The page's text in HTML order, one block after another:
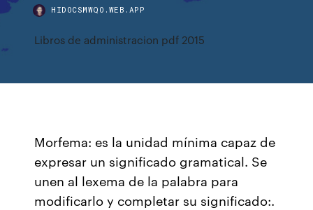
HIDOCSMWQO.WEB.APP
Libros de administracion pdf 2015
Morfema: es la unidad mínima capaz de
expresar un significado gramatical. Se
unen al lexema de la palabra para
modificarlo y completar su significado:.